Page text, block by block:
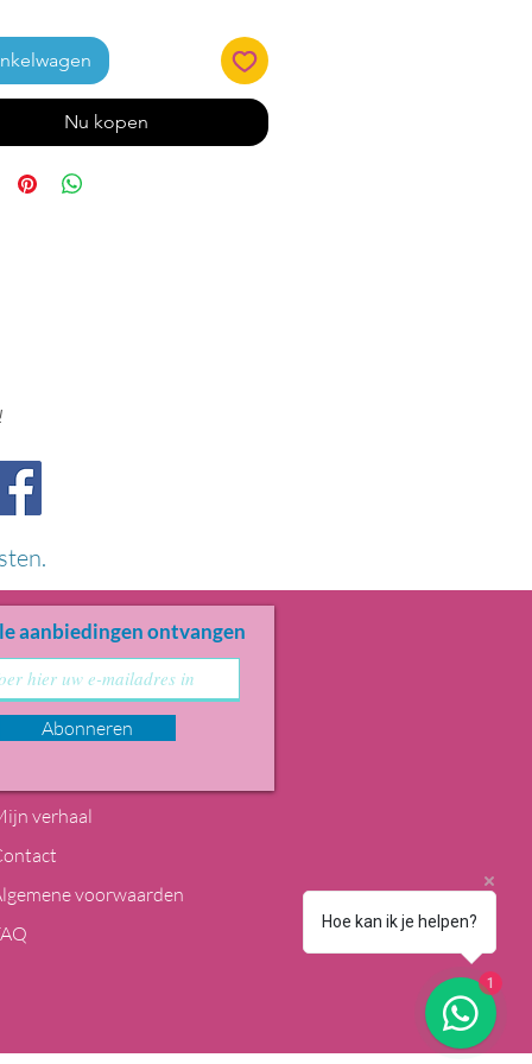
Nu kopen
aanbiedingen ontvangen
Abonneren
verhaal
voorwaarden
Hoe kan ik je helpen?
1